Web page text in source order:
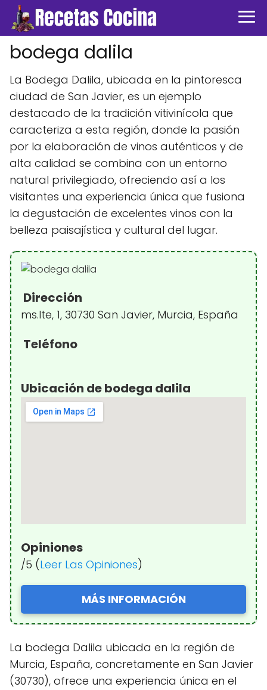
bodega dalila
La Bodega Dalila, ubicada en la pintoresca
ciudad de San Javier, es un ejemplo
destacado de la tradición vitivinícola que
caracteriza a esta región, donde la pasión
por la elaboración de vinos auténticos y de
alta calidad se combina con un entorno
natural privilegiado, ofreciendo así a los
visitantes una experiencia única que fusiona
la degustación de excelentes vinos con la
belleza paisajística y cultural del lugar.
Dirección
ms.lte, 1, 30730 San Javier, Murcia, España
Teléfono
Ubicación de bodega dalila
Opiniones
/5 (Leer Las Opiniones)
MÁS INFORMACIÓN
La bodega Dalila ubicada en la región de
Murcia, España, concretamente en San Javier
(30730), ofrece una experiencia única en el